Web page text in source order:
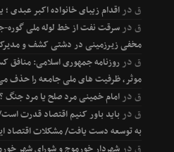
قدراقدام زیبای خانواده اکبر عبدی
قدرسرقت نفت از خط لوله ملی گوره-
مخفی زیرزمینی در دشتی کشف و
قدرروزنامه جمهوری اسلامی:
موثر، ظرفیت های ملی جامعه را حذف
قدرامام خمینی مرد صلح یا مرد جنگ ؟
قدرباید باور کنیم اقتصاد قدرت
به توسعه دست یافت/ مشکلات اقتصاد